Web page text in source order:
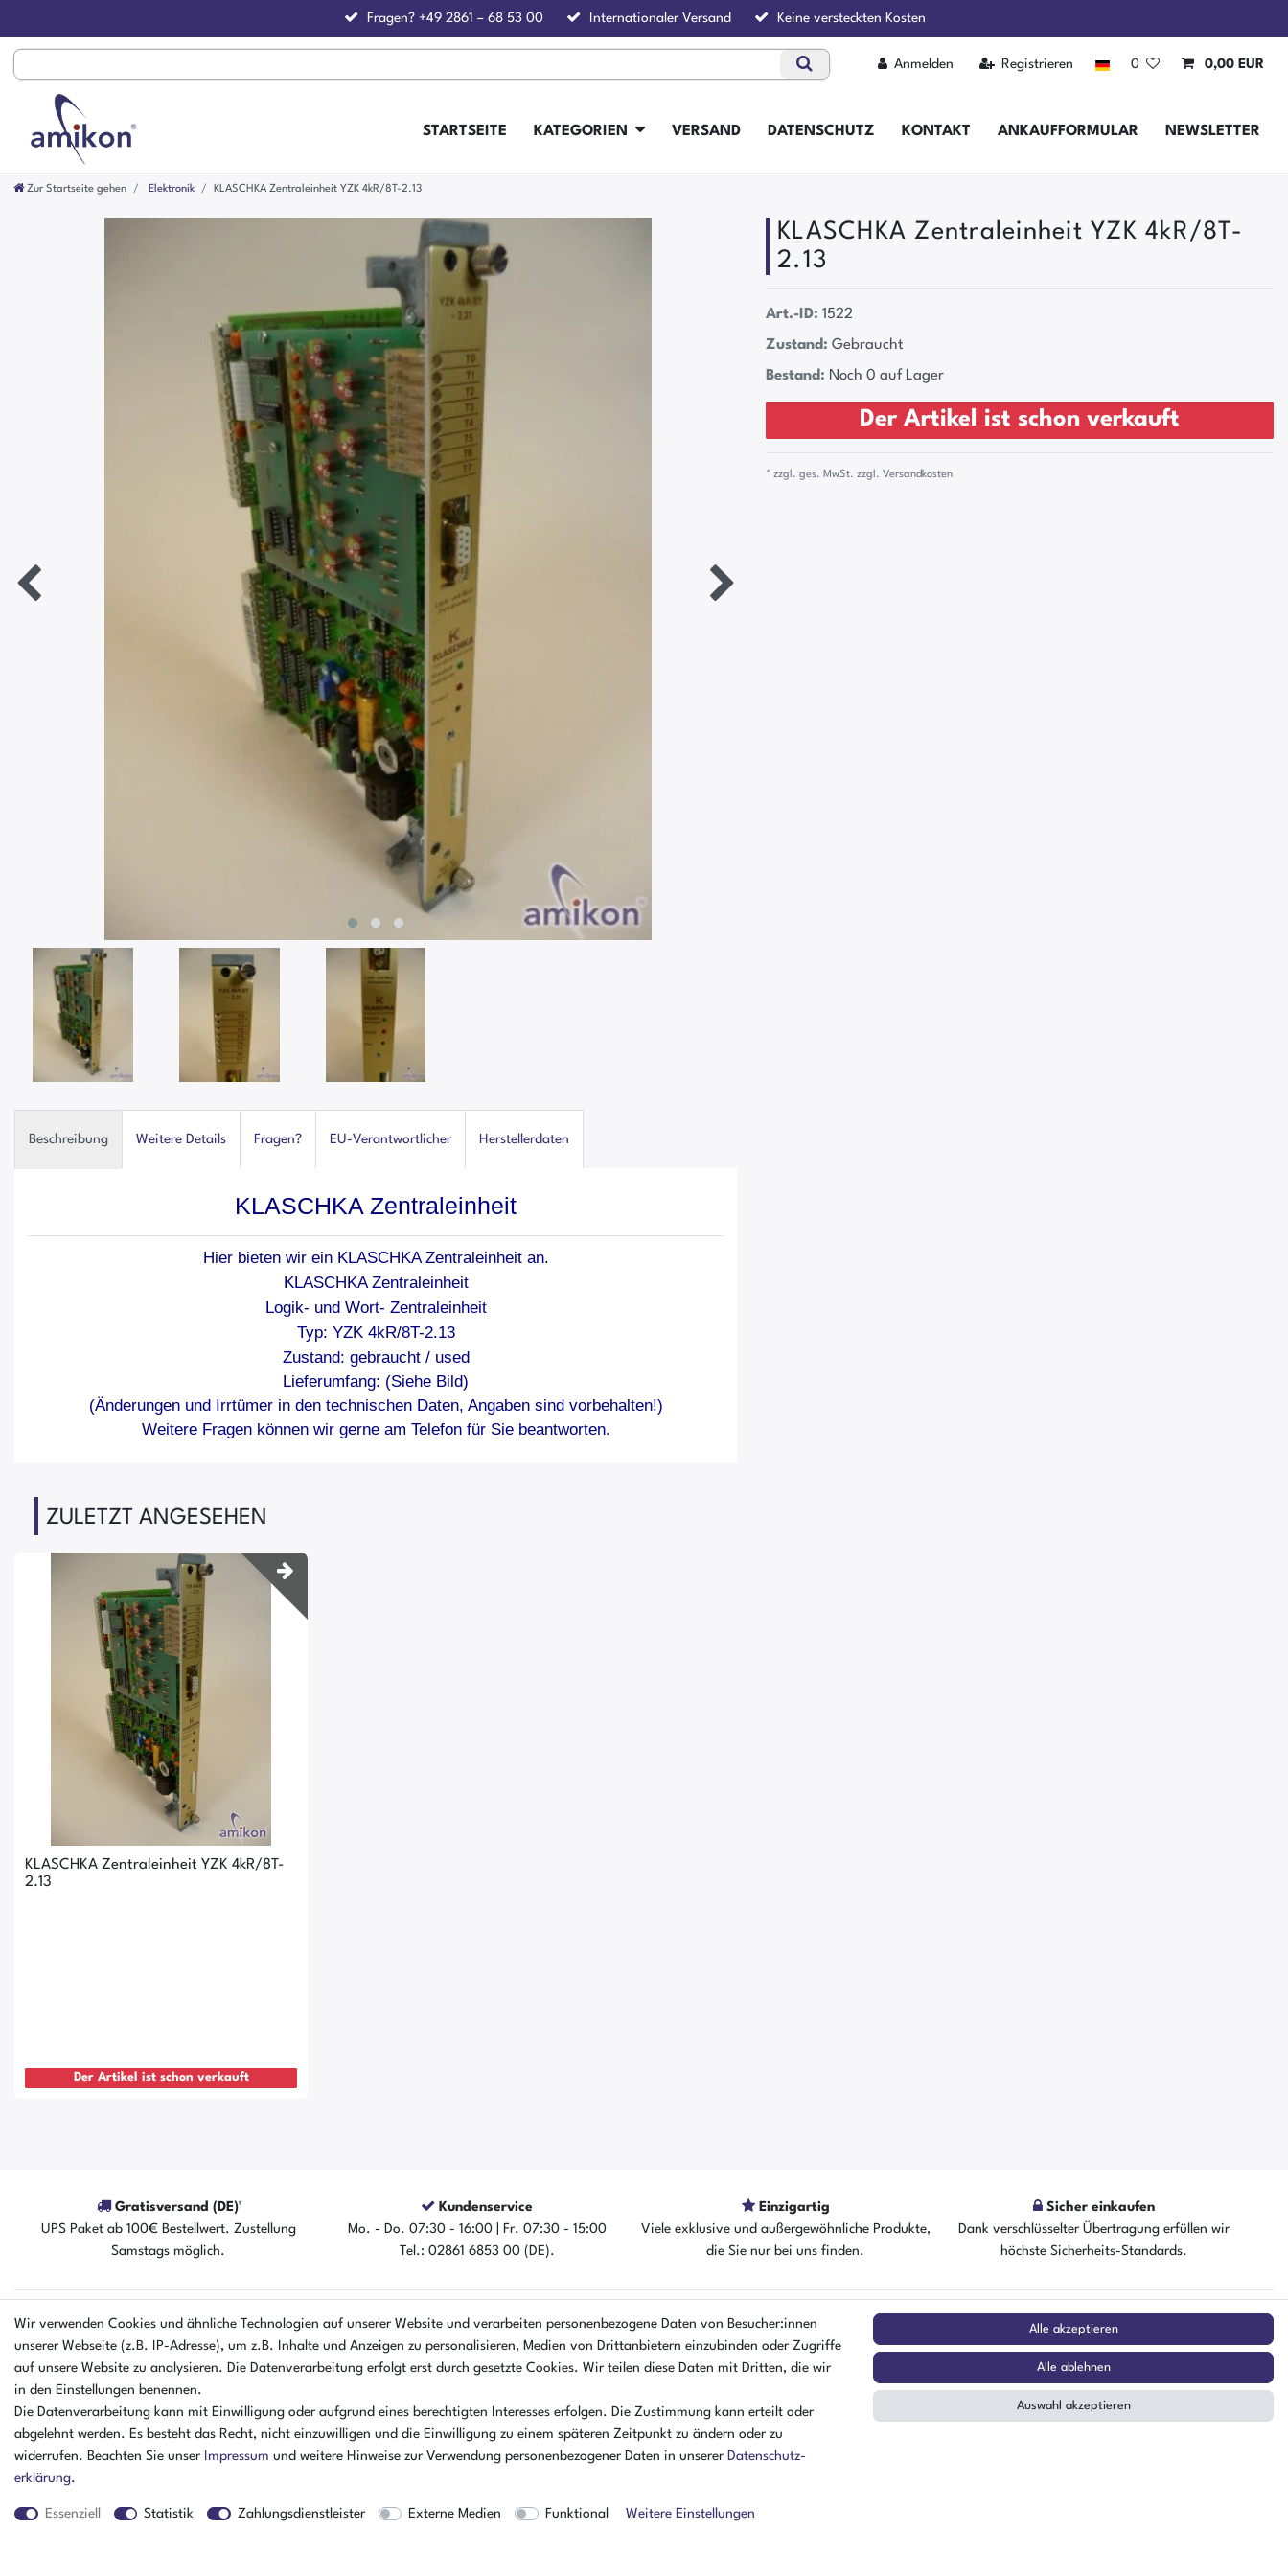
Fragen? +49 2861 – 68 53 00 Internationaler Versand Keine versteckten Kosten
Anmelden Registrieren 0 0,00 EUR
STARTSEITE KATEGORIEN VERSAND DATENSCHUTZ KONTAKT ANKAUFFORMULAR NEWSLETTER
Zur Startseite gehen Elektronik KLASCHKA Zentraleinheit YZK 4kR/8T-2.13
KLASCHKA Zentraleinheit YZK 4kR/8T-
2.13
Art.-ID: 1522
Zustand: Gebraucht
Bestand: Noch 0 auf Lager
Der Artikel ist schon verkauft
* zzgl. ges. MwSt. zzgl. Versandkosten
Beschreibung Weitere Details Fragen? EU-Verantwortlicher Herstellerdaten
KLASCHKA Zentraleinheit
Hier bieten wir ein KLASCHKA Zentraleinheit an.
KLASCHKA Zentraleinheit
Logik- und Wort- Zentraleinheit
Typ: YZK 4kR/8T-2.13
Zustand: gebraucht / used
Lieferumfang: (Siehe Bild)
(Änderungen und Irrtümer in den technischen Daten, Angaben sind vorbehalten!)
Weitere Fragen können wir gerne am Telefon für Sie beantworten.
ZULETZT ANGESEHEN
KLASCHKA Zentraleinheit YZK 4kR/8T-
2.13
Der Artikel ist schon verkauft
Gratisversand (DE)¹
UPS Paket ab 100€ Bestellwert. Zustellung
Samstags möglich.
Kundenservice
Mo. - Do. 07:30 - 16:00 | Fr. 07:30 - 15:00
Tel.: 02861 6853 00 (DE).
Einzigartig
Viele exklusive und außergewöhnliche Produkte,
die Sie nur bei uns finden.
Sicher einkaufen
Dank verschlüsselter Übertragung erfüllen wir
höchste Sicherheits-Standards.
EINKAUFEN
Zahlungsarten
Versandarten & kosten
Warenkorb
Zur Kasse
Hilfe
UNTERNEHMEN
Ankaufformular
Kontakt
Batterieverordnung
AGB
Impressum
ÜBER UNS
AMIKON GMBH
Einsteinstr. 8a
Deutschland
Öffnungszeiten Montag - Donnerstag
Öffnungszeiten Freitag
ZAHLUNGSARTEN
Wir verwenden Cookies und ähnliche Technologien auf unserer Website und verarbeiten personenbezogene Daten von Besucher:innen
unserer Webseite (z.B. IP-Adresse), um z.B. Inhalte und Anzeigen zu personalisieren, Medien von Drittanbietern einzubinden oder Zugriffe
auf unsere Website zu analysieren. Die Datenverarbeitung erfolgt erst durch gesetzte Cookies. Wir teilen diese Daten mit Dritten, die wir
in den Einstellungen benennen.
Die Datenverarbeitung kann mit Einwilligung oder aufgrund eines berechtigten Interesses erfolgen. Die Zustimmung kann erteilt oder
abgelehnt werden. Es besteht das Recht, nicht einzuwilligen und die Einwilligung zu einem späteren Zeitpunkt zu ändern oder zu
widerrufen. Beachten Sie unser Impressum und weitere Hinweise zur Verwendung personenbezogener Daten in unserer Daten­schutz­
erklärung.
Essenziell Statistik Zahlungsdienstleister Externe Medien Funktional Weitere Einstellungen
Alle akzeptieren
Alle ablehnen
Auswahl akzeptieren